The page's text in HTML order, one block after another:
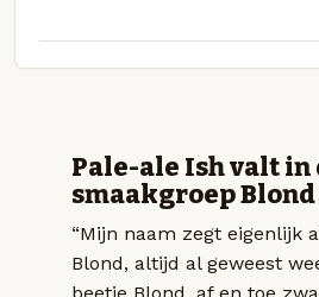
Pale-ale Ish valt in
smaakgroep
“Mijn naam zegt eigenlijk
Blond, altijd al geweest